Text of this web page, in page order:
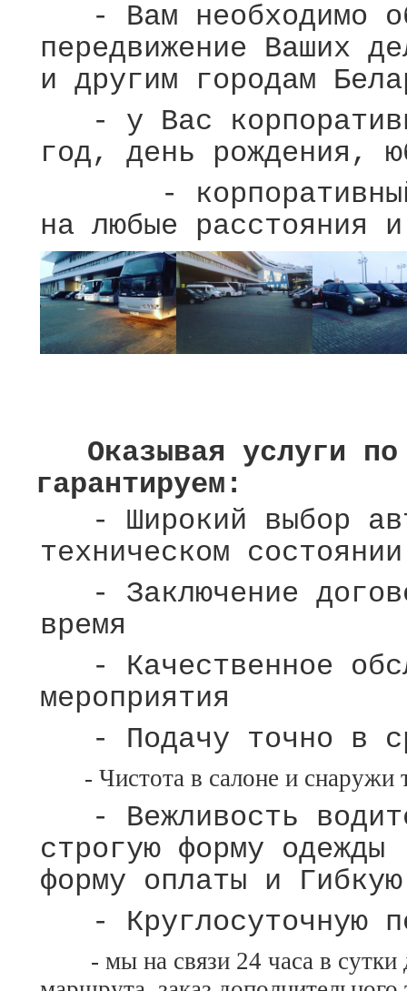
- Вам необходимо
передвижение Ваших
и другим городам
- у Вас
год, день рождения,
- корпоративный
на любые расстояния
Оказывая услуги по
гарантируем:
- Широкий выбор
техническом состоянии
- Заключение
время
- Качественное
мероприятия
- Подачу точно в
- Чистота в салоне и снаружи
- Вежливость
строгую
форму оплаты и
- Круглосуточную
- мы на связи 24 часа в сутки